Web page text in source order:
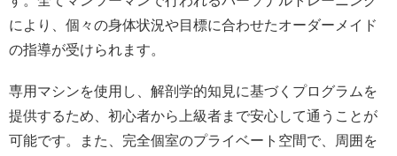
により、個々の身体状況や目標に合わせたオーダーメイド
の指導が受けられます。
専用マシンを使用し、解剖学的知見に基づくプログラムを
提供するため、初心者から上級者まで安心して通うことが
可能です。また、完全個室のプライベート空間で、周囲を